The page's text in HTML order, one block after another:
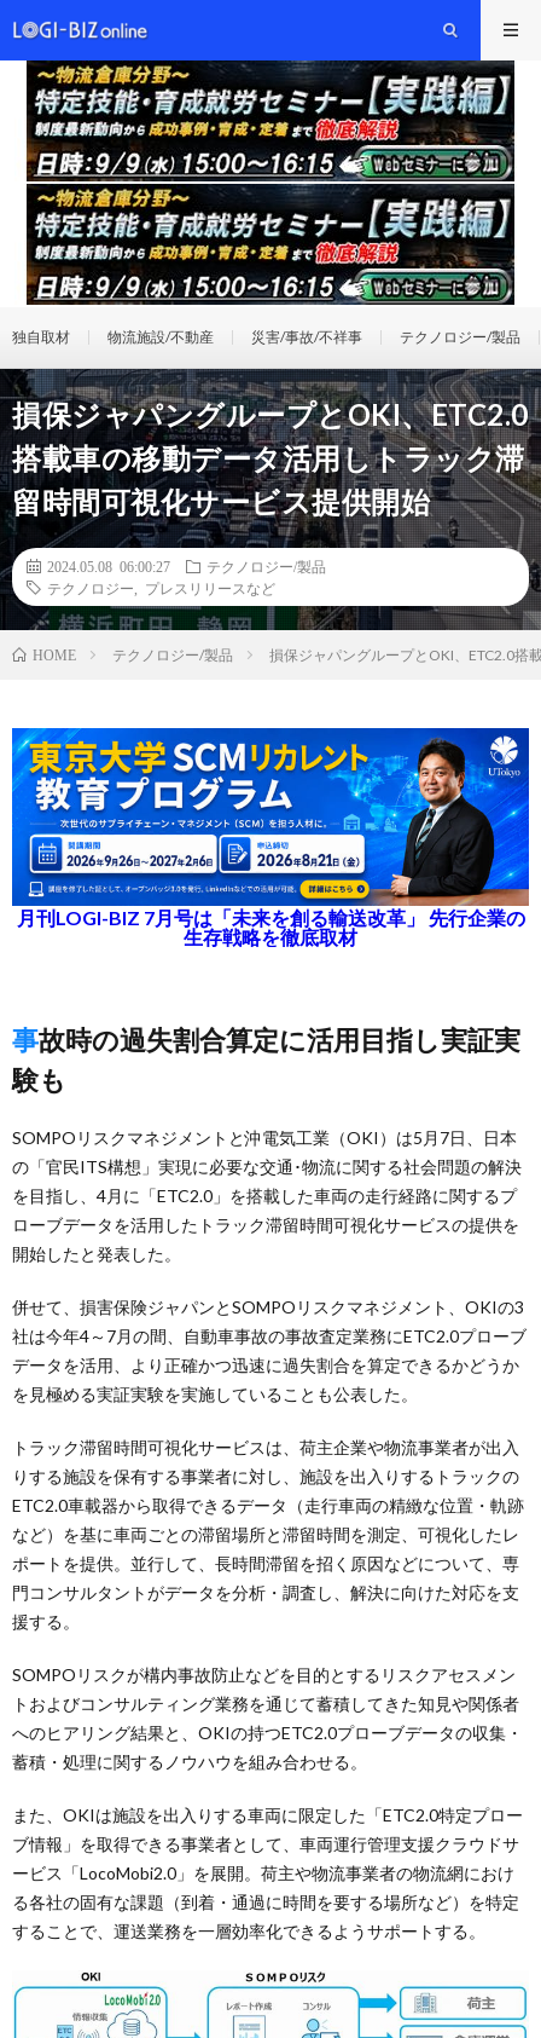
独自取材 物流施設/不動産 災害/事故/不祥事 テクノロジー/製品
損保ジャパングループとOKI、ETC2.0
搭載車の移動データ活用しトラック滞
留時間可視化サービス提供開始
2024.05.08 06:00:27
テクノロジー/製品
テクノロジー
プレスリリースなど
HOME テクノロジー/製品 損保ジャパングループとOKI、ETC2.0搭
月刊LOGI-BIZ 7月号は「未来を創る輸送改革」 先行企業の
生存戦略を徹底取材
事故時の過失割合算定に活用目指し実証実
験も
SOMPOリスクマネジメントと沖電気工業（OKI）は5月7日、日本
の「官民ITS構想」実現に必要な交通･物流に関する社会問題の解決
を目指し、4月に「ETC2.0」を搭載した車両の走行経路に関するプ
ローブデータを活用したトラック滞留時間可視化サービスの提供を
開始したと発表した。
併せて、損害保険ジャパンとSOMPOリスクマネジメント、OKIの3
社は今年4～7月の間、自動車事故の事故査定業務にETC2.0プローブ
データを活用、より正確かつ迅速に過失割合を算定できるかどうか
を見極める実証実験を実施していることも公表した。
トラック滞留時間可視化サービスは、荷主企業や物流事業者が出入
りする施設を保有する事業者に対し、施設を出入りするトラックの
ETC2.0車載器から取得できるデータ（走行車両の精緻な位置・軌跡
など）を基に車両ごとの滞留場所と滞留時間を測定、可視化したレ
ポートを提供。並行して、長時間滞留を招く原因などについて、専
門コンサルタントがデータを分析・調査し、解決に向けた対応を支
援する。
SOMPOリスクが構内事故防止などを目的とするリスクアセスメン
トおよびコンサルティング業務を通じて蓄積してきた知見や関係者
へのヒアリング結果と、OKIの持つETC2.0プローブデータの収集・
蓄積・処理に関するノウハウを組み合わせる。
また、OKIは施設を出入りする車両に限定した「ETC2.0特定プロー
ブ情報」を取得できる事業者として、車両運行管理支援クラウドサ
ービス「LocoMobi2.0」を展開。荷主や物流事業者の物流網におけ
る各社の固有な課題（到着・通過に時間を要する場所など）を特定
することで、運送業務を一層効率化できるようサポートする。